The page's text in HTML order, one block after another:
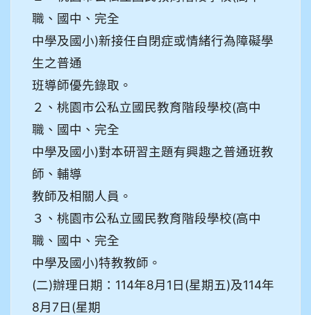
職、國中、完全
中學及國小)新接任自閉症或情緒行為障礙學
生之普通
班導師優先錄取。
２、桃園市公私立國民教育階段學校(高中
職、國中、完全
中學及國小)對本研習主題有興趣之普通班教
師、輔導
教師及相關人員。
３、桃園市公私立國民教育階段學校(高中
職、國中、完全
中學及國小)特教教師。
(二)辦理日期：114年8月1日(星期五)及114年
8月7日(星期